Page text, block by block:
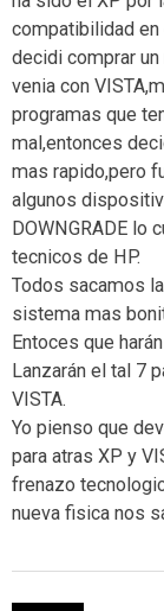
compatibilidad
decidi comprar
venia con
programas que
mal,entonces
mas rapido,pero
algunos
DOWNGRADE lo
tecnicos de HP.
Todos sacamos
sistema mas
Entoces que
Lanzarán el tal 7
VISTA.
Yo pienso que
para atras XP y
frenazo
nueva fisica nos